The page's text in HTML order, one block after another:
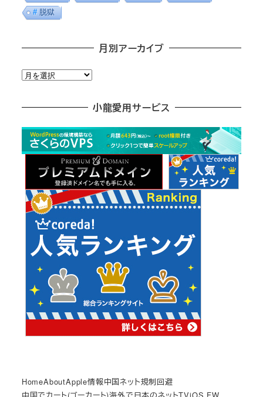
脱獄
月別アーカイブ
月
カ
小龍愛用サービス
HomeAboutApple情報中国ネット規制回避